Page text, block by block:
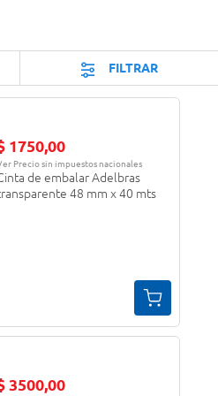
FILTRAR
1750,00
Precio sin impuestos nacionales
de embalar Adelbras
48 mm x 40 mts
3500,00